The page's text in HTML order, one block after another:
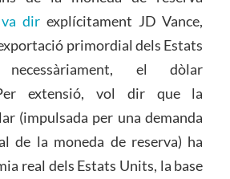
va direxplícitament JD Vance,
primordial dels Estats
el dòlar
extensió, vol dir que la
(impulsada per una demanda
de la moneda de reserva) ha
real dels Estats Units, la base